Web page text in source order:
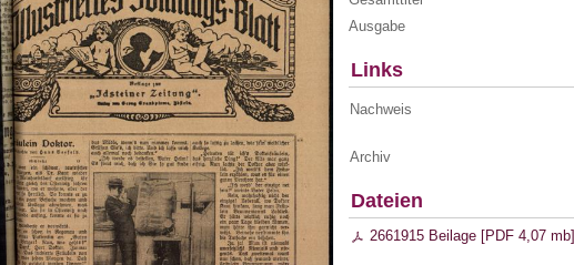
Ausgabe
Links
Nachweis
Archiv
Dateien
2661915 Beilage [PDF 4,07 mb]